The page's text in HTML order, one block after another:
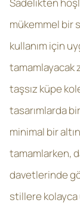
mükemmel bir
kullanım için
tamamlayacak
taşsız küpe
tasarımlarda
minimal bir altın
tamamlarken,
davetlerinde
stillere